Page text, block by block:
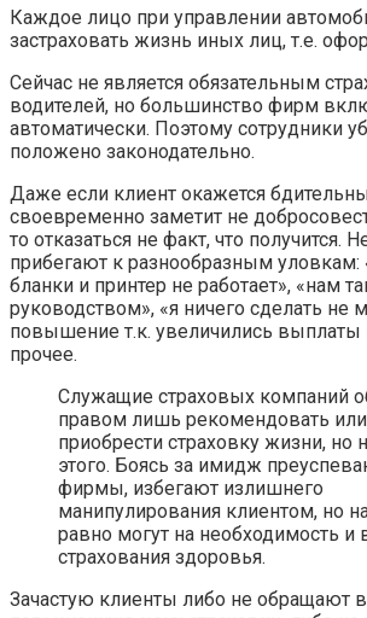
Каждое лицо при управлении
застраховать жизнь иных лиц, т.е.
Сейчас не является обязательным
водителей, но большинство фирм
автоматически. Поэтому сотрудники
положено законодательно.
Даже если клиент окажется
своевременно заметит не
то отказаться не факт, что получится.
прибегают к разнообразным уловкам:
бланки и принтер не работает», «нам
руководством», «я ничего сделать не
повышение т.к. увеличились
прочее.
Служащие страховых компаний
правом лишь рекомендовать или
приобрести страховку жизни, но
этого. Боясь за имидж
фирмы, избегают излишнего
манипулирования клиентом, но
равно могут на необходимость и
страхования здоровья.
Зачастую клиенты либо не обращают